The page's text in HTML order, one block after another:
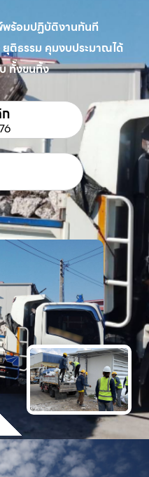
พร้อมปฏิบัติงานทันที
ยุติธรรม คุมงบประมาณได้
ทั้งขนทิ้ง